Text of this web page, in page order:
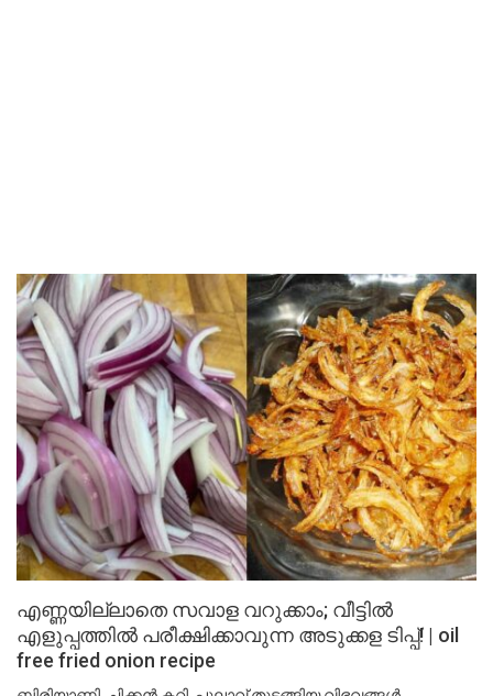
എണ്ണയില്ലാതെ സവാള വറുക്കാം; വീട്ടിൽ
എളുപ്പത്തിൽ പരീക്ഷിക്കാവുന്ന അടുക്കള ടിപ്പ്! | oil
free fried onion recipe